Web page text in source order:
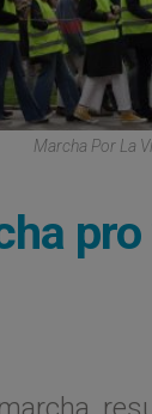
Marcha Por La